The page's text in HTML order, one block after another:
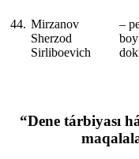
44. Mirzanov
Sherzod
Sirliboevich
‒
“Dene tárbiyası